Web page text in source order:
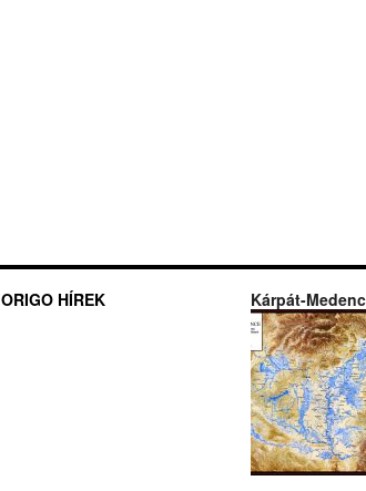
ORIGO HÍREK Kárpát-